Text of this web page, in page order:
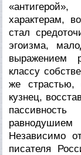
характерам,
стал
эгоизма,
выражением
классу
же страстью,
кузнец,
Независимо
писателя